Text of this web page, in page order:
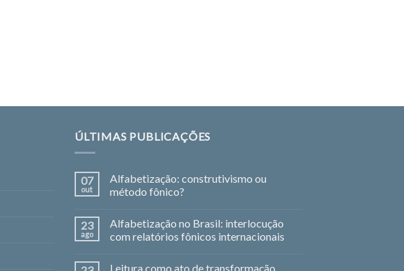
ÚLTIMAS PUBLICAÇÕES
07
out
Alfabetização: construtivismo ou
método fônico?
23
ago
Alfabetização no Brasil: interlocução
com relatórios fônicos internacionais
Leitura como ato de transformação